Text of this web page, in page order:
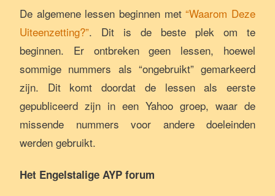
De algemene lessen beginnen met“Waarom Deze
Uiteenzetting?”. Dit is de beste plek om te
beginnen. Er ontbreken geen lessen, hoewel
sommige nummers als “ongebruikt” gemarkeerd
zijn. Dit komt doordat de lessen als eerste
gepubliceerd zijn in een Yahoo groep, waar de
missende nummers voor andere doeleinden
werden gebruikt.
Het Engelstalige AYP forum